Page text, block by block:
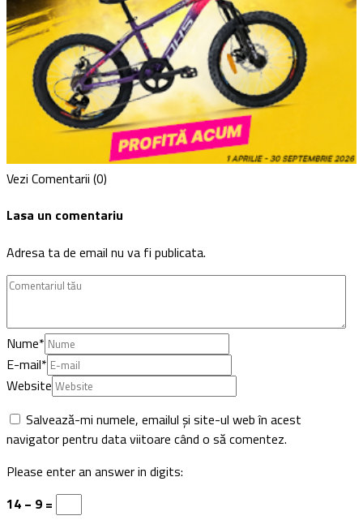
Vezi Comentarii (0)
Lasa un comentariu
Adresa ta de email nu va fi publicata.
Nume*
E-mail*
Website
Salvează-mi numele, emailul și site-ul web în acest
navigator pentru data viitoare când o să comentez.
Please enter an answer in digits:
14 − 9 =